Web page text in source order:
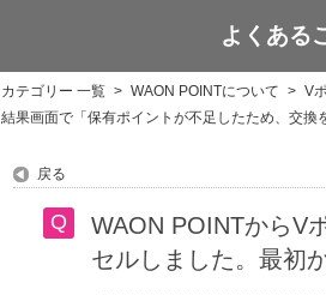
WAON POINT
よくある
カテゴリー 一覧 > WAON POINTについて > V
結果画面で「保有ポイントが不足したため、交
戻る
WAON POINTからV
セルしました。最初